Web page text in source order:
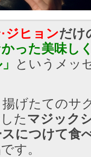
ジヒョンだけ
かった美味し
というメッ
揚げたてのサ
た マジック
スにつけて食
す。